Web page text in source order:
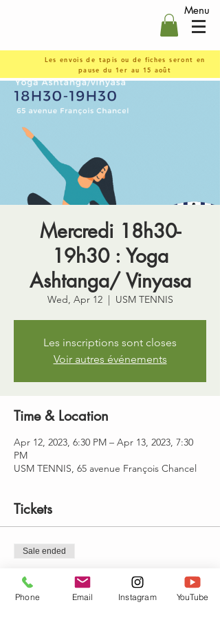
Menu
Les envois de tapis ou de fiches seront en
pause du 1er au 15 août
Mercredi 18h30-
19h30 : Yoga
Ashtanga/ Vinyasa
Wed, Apr 12
  |
USM TENNIS
Les inscriptions sont closes
Voir autres événements
Time & Location
Apr 12, 2023, 6:30 PM – Apr 13, 2023, 7:30
PM
USM TENNIS, 65 avenue François Chancel
Tickets
Sale ended
Ticket type
cours de vinyasa
Phone Email Instagram YouTube